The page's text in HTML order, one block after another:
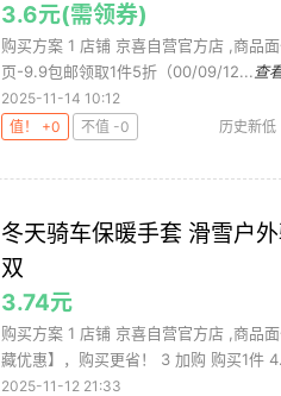
3.6元(需领券)
购买方案 1 店铺 京喜自营官方店 ,商品
页-9.9包邮领取1件5折（00/09/12... 查
2025-11-14 10:12
值！ +0
不值 -0
历史新低
冬天骑车保暖手套 滑雪户
双
3.74元
购买方案 1 店铺 京喜自营官方店 ,商品
藏优惠】，购买更省！ 3 加购 购买1件
2025-11-12 21:33